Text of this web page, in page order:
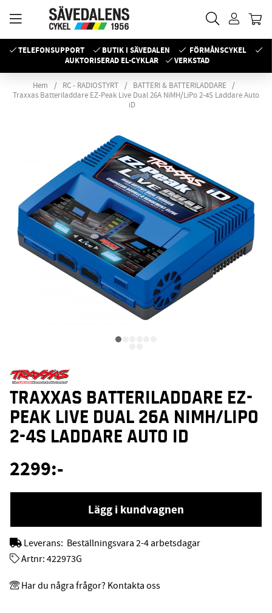
TELEFONSUPPORT BUTIK I SÄVEDALEN
FÖRMÅNSCYKEL
AUKTORISERAD EL-CYKLAR
VERKSTAD
Hem RC - RADIOSTYRT
BATTERI & BATTERILADDARE
Traxxas Batteriladdare EZ-Peak Live Dual 26A NiMH/LiPo 2-4S Laddare Auto
iD
TRAXXAS BATTERILADDARE EZ-
PEAK LIVE DUAL 26A NIMH/LIPO
2-4S LADDARE AUTO ID
2299:-
Lägg i kundvagnen
Leverans: Beställningsvara 2-4 arbetsdagar
Artnr: 422973G
Har du några frågor? Kontakta oss